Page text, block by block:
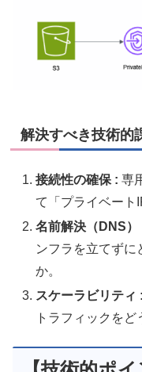
解決すべき技術的
接続性の確保 : 専
て「プライベート
名前解決（DNS）
ンフラを立てずに
か。
スケーラビリティ :
トラフィックをど